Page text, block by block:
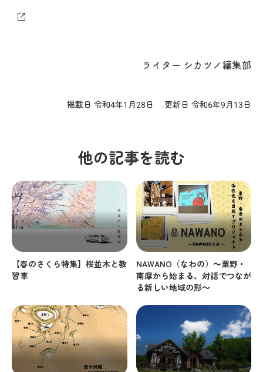
ライター シカツノ編集部
掲載日 令和4年1月28日 更新日 令和6年9月13日
他の記事を読む
【春のさくら特集】桜並木と教
習車
NAWANO（なわの）～粟野・
南摩から始まる、対話でつなが
る新しい地域の形～